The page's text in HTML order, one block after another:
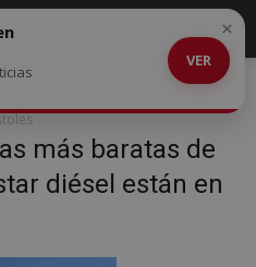
de Madrid para repostar
más baratas de
diésel están en
VER
×